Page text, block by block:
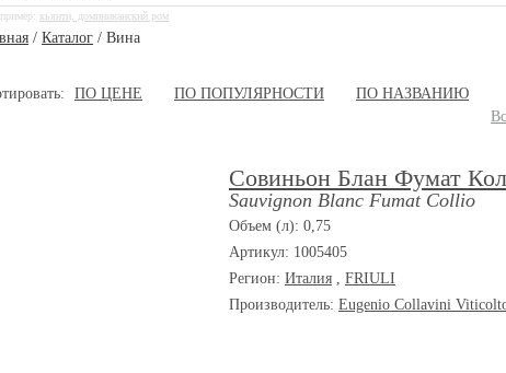
кьянти, доминиканский ром
/ Каталог / Вина
ПО ЦЕНЕ ПО ПОПУЛЯРНОСТИ
ПО НАЗВАНИЮ
Совиньон Блан Фумат
Sauvignon Blanc Fumat Collio
Объем (л): 0,75
Артикул: 1005405
Регион: Италия , FRIULI
Производитель: Eugenio Collavini